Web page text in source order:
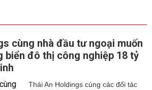
cùng nhà đầu tư ngoại muốn
biển đô thị công nghiệp 18 tỷ
Thái An Holdings cùng các đối tác